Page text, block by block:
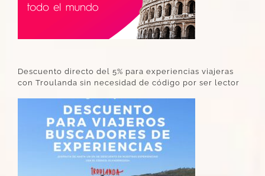
Descuento directo del 5% para experiencias viajeras
con Troulanda sin necesidad de código por ser lector